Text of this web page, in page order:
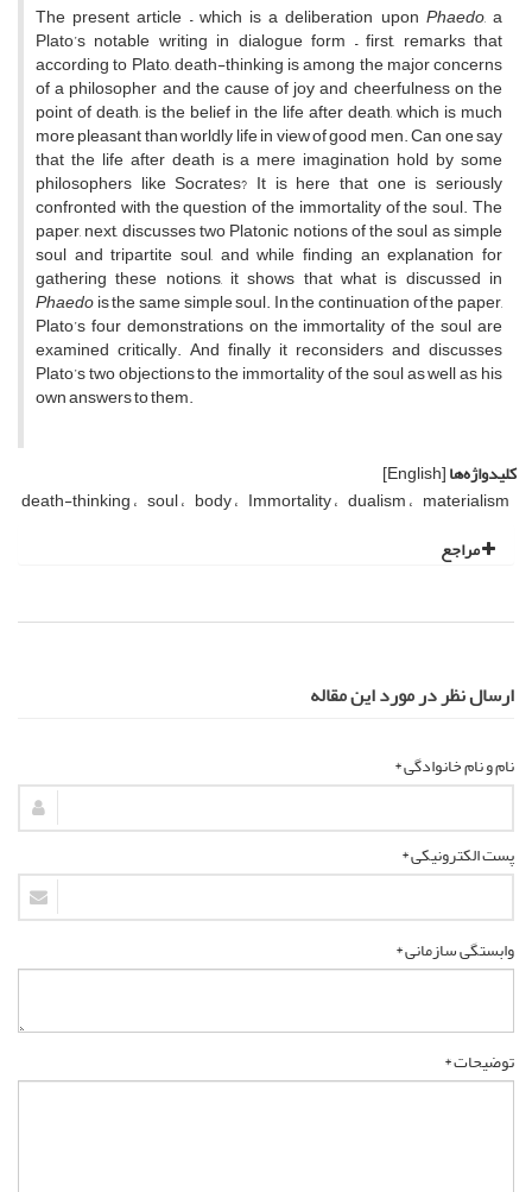
The present article – which is a deliberation upon Phaedo, a
Plato’s notable writing in dialogue form – first, remarks that
according to Plato, death-thinking is among the major concerns
of a philosopher and the cause of joy and cheerfulness on the
point of death, is the belief in the life after death, which is much
more pleasant than worldly life in view of good men. Can one say
that the life after death is a mere imagination hold by some
philosophers like Socrates? It is here that one is seriously
confronted with the question of the immortality of the soul. The
paper, next, discusses two Platonic notions of the soul as simple
soul and tripartite soul, and while finding an explanation for
gathering these notions, it shows that what is discussed in
Phaedois the same simple soul. In the continuation of the paper,
Plato’s four demonstrations on the immortality of the soul are
examined critically. And finally it reconsiders and discusses
Plato’s two objections to the immortality of the soul as well as his
own answers to them.
کلیدواژه‌ها[English]
death-thinking soul body Immortality dualism materialism
مراجع
ارسال نظر در مورد این مقاله
نام و نام خانوادگی *
پست الکترونیکی *
وابستگی سازمانی *
توضیحات *